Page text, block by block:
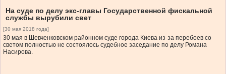
На суде по делу экс-главы Государственной фискальной
службы вырубили свет
[30 мая 2018 года]
30 мая в Шевченковском районном суде города Киева из-за перебоев со
светом полностью не состоялось судебное заседание по делу Романа
Насирова.